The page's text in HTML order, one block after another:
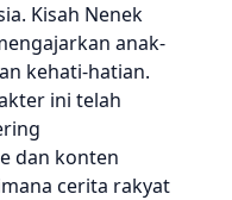
Kisah Nenek
anak-
kehati-hatian.
ini telah
dan konten
cerita rakyat